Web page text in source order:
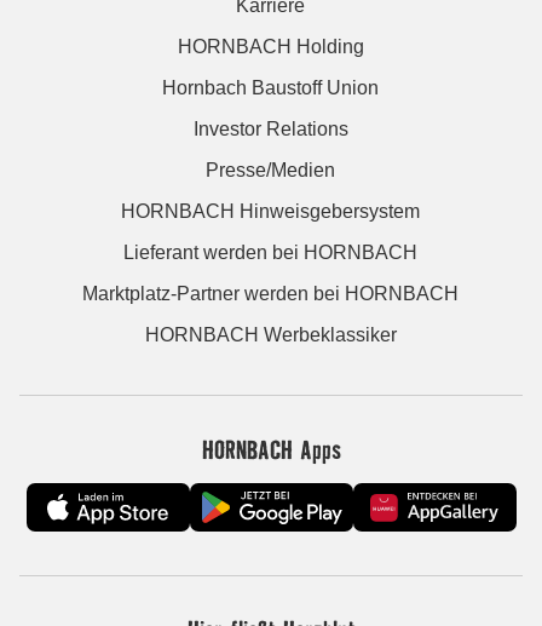
Karriere
HORNBACH Holding
Hornbach Baustoff Union
Investor Relations
Presse/Medien
HORNBACH Hinweisgebersystem
Lieferant werden bei HORNBACH
Marktplatz-Partner werden bei HORNBACH
HORNBACH Werbeklassiker
HORNBACH Apps